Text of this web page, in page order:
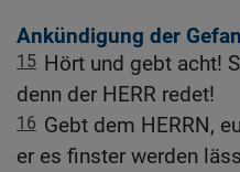
Ankündigung der
15 Hört und gebt acht!
denn der HERR redet!
16 Gebt dem HERRN,
er es finster werden